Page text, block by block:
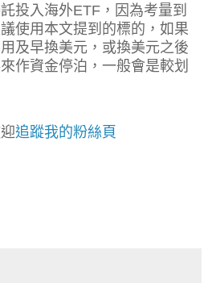
投入海外ETF，因為考量到
使用本文提到的標的，如果
及早換美元，或換美元之後
作資金停泊，一般會是較划
追蹤我的粉絲頁